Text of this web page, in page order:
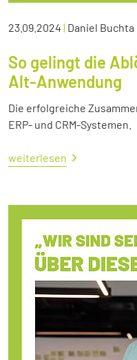
23.09.2024 | Daniel Buchta
So gelingt die
Alt-Anwendung
Die erfolgreiche
ERP- und CRM-Systemen.
weiterlesen